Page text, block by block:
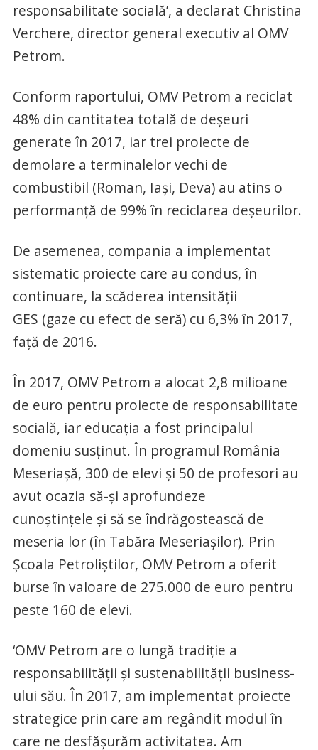
responsabilitate socială’, a declarat Christina
Verchere, director general executiv al OMV
Petrom.
Conform raportului, OMV Petrom a reciclat
48% din cantitatea totală de deşeuri
generate în 2017, iar trei proiecte de
demolare a terminalelor vechi de
combustibil (Roman, Iaşi, Deva) au atins o
performanţă de 99% în reciclarea deşeurilor.
De asemenea, compania a implementat
sistematic proiecte care au condus, în
continuare, la scăderea intensităţii
GES (gaze cu efect de seră) cu 6,3% în 2017,
faţă de 2016.
În 2017, OMV Petrom a alocat 2,8 milioane
de euro pentru proiecte de responsabilitate
socială, iar educaţia a fost principalul
domeniu susţinut. În programul România
Meseriaşă, 300 de elevi şi 50 de profesori au
avut ocazia să-şi aprofundeze
cunoştinţele şi să se îndrăgostească de
meseria lor (în Tabăra Meseriaşilor). Prin
Şcoala Petroliştilor, OMV Petrom a oferit
burse în valoare de 275.000 de euro pentru
peste 160 de elevi.
‘OMV Petrom are o lungă tradiţie a
responsabilităţii şi sustenabilităţii business-
ului său. În 2017, am implementat proiecte
strategice prin care am regândit modul în
care ne desfăşurăm activitatea. Am